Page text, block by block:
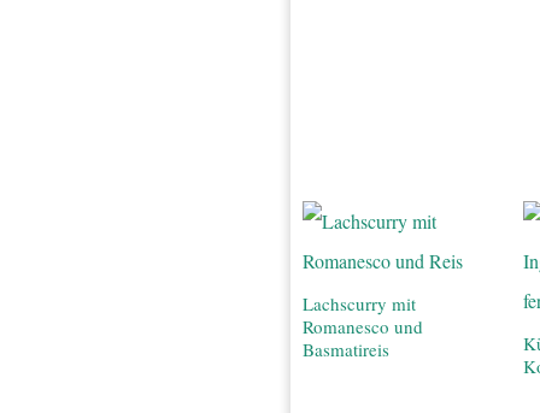
Lachscurry mit
Romanesco und
Basmatireis